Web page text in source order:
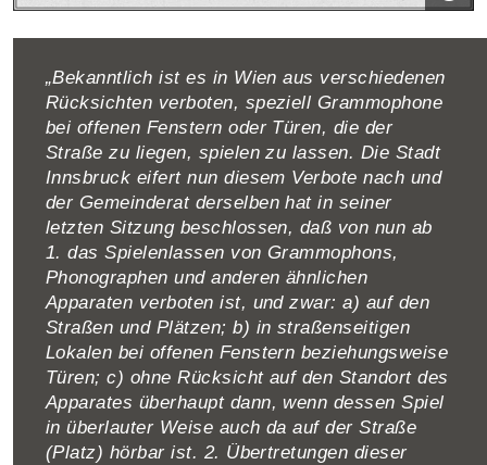
„Bekanntlich ist es in Wien aus verschiedenen
Rücksichten verboten, speziell Grammophone
bei offenen Fenstern oder Türen, die der
Straße zu liegen, spielen zu lassen. Die Stadt
Innsbruck eifert nun diesem Verbote nach und
der Gemeinderat derselben hat in seiner
letzten Sitzung beschlossen, daß von nun ab
1. das Spielenlassen von Grammophons,
Phonographen und anderen ähnlichen
Apparaten verboten ist, und zwar: a) auf den
Straßen und Plätzen; b) in straßenseitigen
Lokalen bei offenen Fenstern beziehungs­weise
Türen; c) ohne Rücksicht auf den Stand­ort des
Apparates überhaupt dann, wenn dessen Spiel
in überlauter Weise auch da auf der Straße
(Platz) hörbar ist. 2. Übertretungen dieser